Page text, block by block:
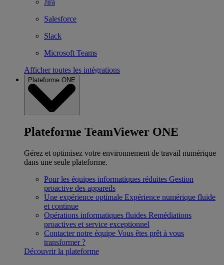
Jira
Salesforce
Slack
Microsoft Teams
Afficher toutes les intégrations
Plateforme ONE
Plateforme TeamViewer ONE
Gérez et optimisez votre environnement de travail numérique
dans une seule plateforme.
Pour les équipes informatiques réduites Gestion
proactive des appareils
Une expérience optimale Expérience numérique fluide
et continue
Opérations informatiques fluides Remédiations
proactives et service exceptionnel
Contacter notre équipe Vous êtes prêt à vous
transformer ?
Découvrir la plateforme